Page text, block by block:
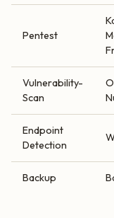
Pentest
Vulnerability-
Scan
Endpoint
Detection
Backup